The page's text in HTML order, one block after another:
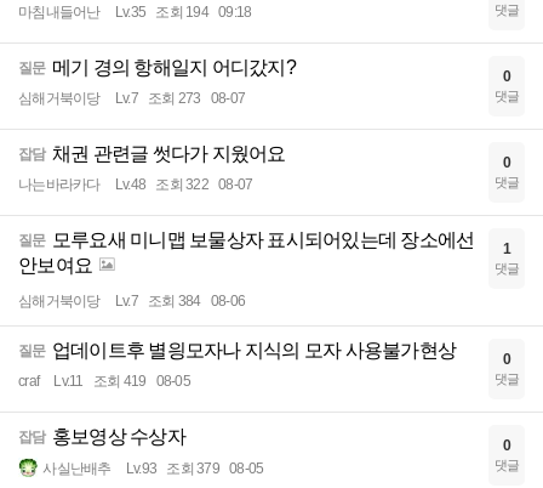
마침내들어난 Lv.35 조회 194 09:18 댓글
질문 메기 경의 항해일지 어디갔지?
심해거북이당 Lv.7 조회 273 08-07
0
댓글
잡담 채권 관련글 썻다가 지웠어요
나는바라카다 Lv.48 조회 322 08-07
0
댓글
질문
모루요새 미니맵 보물상자 표시되어있는데 장소에선
안보여요
심해거북이당 Lv.7 조회 384 08-06
1
댓글
질문 업데이트후 별읭모자나 지식의 모자 사용불가현상
craf Lv.11 조회 419 08-05
0
댓글
잡담 홍보영상 수상자
사실난배추 Lv.93 조회 379 08-05
0
댓글